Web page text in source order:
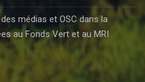
médias et OSC dans la
au Fonds Vert et au MRI